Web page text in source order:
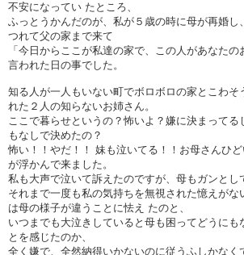
不安になってい たところ、
ふっとうかんだのが、私が５歳の時に母が再婚し
つれて父の家まで来て
「今日からここが私達の家で、この人があなたの
言われた日の事でした。
知る人が一人もいない町でボロボロの家とこわそ
れた２人の知らないお姉さん。
ここで暮らせというの？怖いよ？嫌に決まってる
もなしで決めたの？
怖い！！やだ！！ 妹も泣いてる！！お母さんひ
が浮かんで来ました。
私も大声で泣いて訴えたのですが、母もガンとし
それまで一度も私の気持ちを無視された憶えがな
は母の様子が違うことに怯え たのと、
いつまでも大泣きしていると母も困ってどうにも
とを感じたのか、
全く嫌で、全然納得いかないのに従うふしかなく